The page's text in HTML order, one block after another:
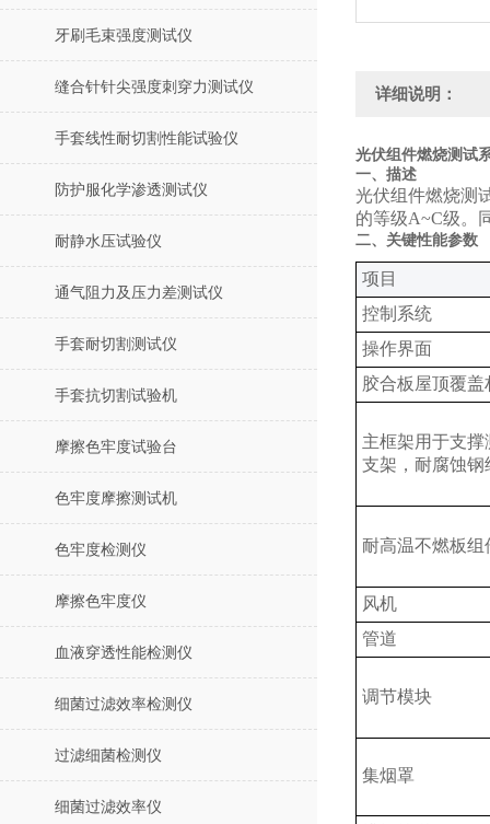
牙刷毛束强度测试仪
缝合针针尖强度刺穿力测试仪
手套线性耐切割性能试验仪
防护服化学渗透测试仪
耐静水压试验仪
通气阻力及压力差测试仪
手套耐切割测试仪
手套抗切割试验机
摩擦色牢度试验台
色牢度摩擦测试机
色牢度检测仪
摩擦色牢度仪
血液穿透性能检测仪
细菌过滤效率检测仪
过滤细菌检测仪
细菌过滤效率仪
详细说明：
光伏组件燃烧测试
一、描述
光伏组件燃烧测
的等级A~C级。
二、关键性能参数
‌项目‌
控制系统‌
操作界面‌
胶合板屋顶覆盖
主框架用于支撑
支架，耐腐蚀钢
耐高温不燃板组
风机
管道
调节模块
集烟罩